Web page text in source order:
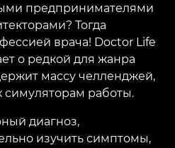
предпринимателями
Тогда
врача! Doctor Life
о редкой для жанра
массу челленджей,
работы.
диагноз,
изучить симптомы,